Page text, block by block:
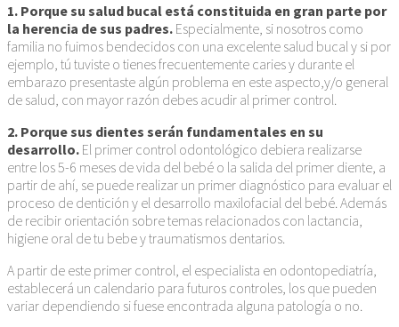
1. Porque su salud bucal está constituida en gran parte por
la herencia de sus padres. Especialmente, si nosotros como
familia no fuimos bendecidos con una excelente salud bucal y si por
ejemplo, tú tuviste o tienes frecuentemente caries y durante el
embarazo presentaste algún problema en este aspecto,y/o general
de salud, con mayor razón debes acudir al primer control.
2. Porque sus dientes serán fundamentales en su
desarrollo. El primer control odontológico debiera realizarse
entre los 5-6 meses de vida del bebé o la salida del primer diente, a
partir de ahí, se puede realizar un primer diagnóstico para evaluar el
proceso de dentición y el desarrollo maxilofacial del bebé. Además
de recibir orientación sobre temas relacionados con lactancia,
higiene oral de tu bebe y traumatismos dentarios.
A partir de este primer control, el especialista en odontopediatría,
establecerá un calendario para futuros controles, los que pueden
variar dependiendo si fuese encontrada alguna patología o no.